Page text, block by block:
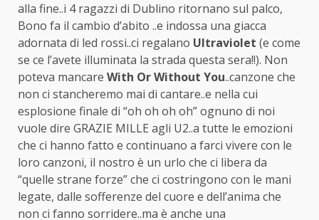
alla fine..i 4 ragazzi di Dublino ritornano sul palco,
Bono fa il cambio d’abito ..e indossa una giacca
adornata di led rossi..ci regalano Ultraviolet (e come
se ce l’avete illuminata la strada questa sera!!). Non
poteva mancare With Or Without You..canzone che
non ci stancheremo mai di cantare..e nella cui
esplosione finale di “oh oh oh oh” ognuno di noi
vuole dire GRAZIE MILLE agli U2..a tutte le emozioni
che ci hanno fatto e continuano a farci vivere con le
loro canzoni, il nostro è un urlo che ci libera da
“quelle strane forze” che ci costringono con le mani
legate, dalle sofferenze del cuore e dell’anima che
non ci fanno sorridere..ma è anche una